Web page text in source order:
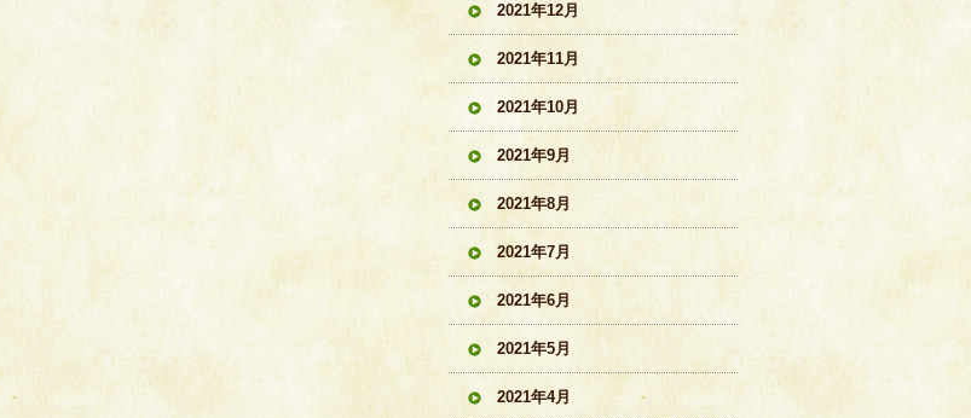
2021年12月
2021年11月
2021年10月
2021年9月
2021年8月
2021年7月
2021年6月
2021年5月
2021年4月